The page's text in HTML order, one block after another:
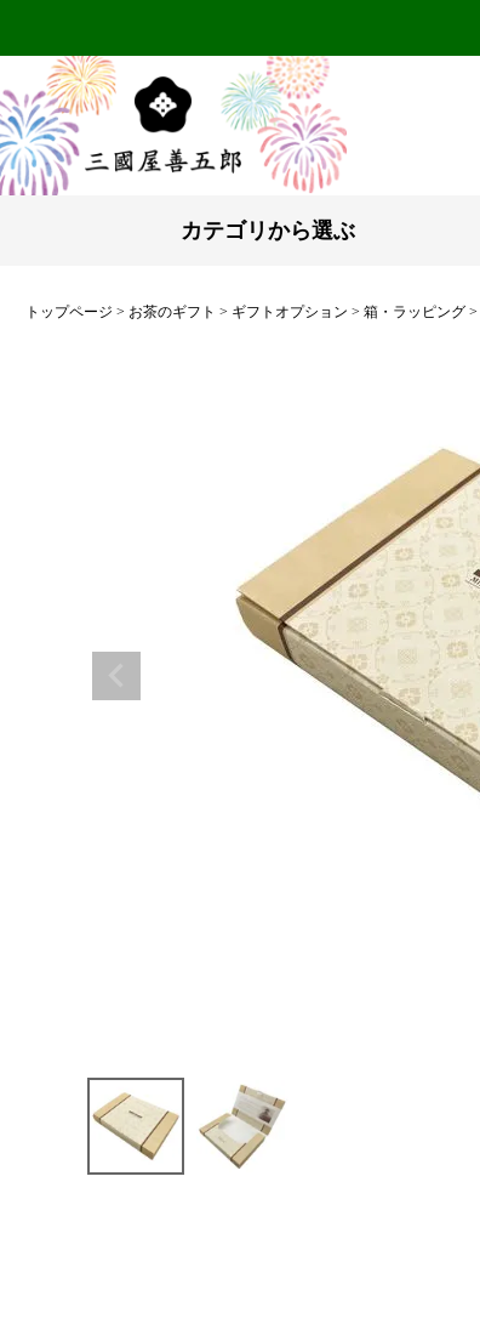
カテゴリから選ぶ
トップページ お茶のギフト ギフトオプション 箱・ラッピング